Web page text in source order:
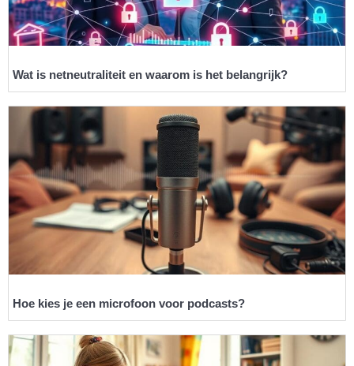
Wat is netneutraliteit en waarom is het belangrijk?
Hoe kies je een microfoon voor podcasts?